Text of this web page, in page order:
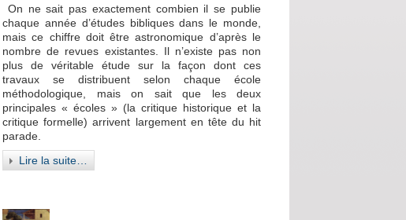
On ne sait pas exactement combien il se publie
chaque année d’études bibliques dans le monde,
mais ce chiffre doit être astronomique d’après le
nombre de revues existantes. Il n’existe pas non
plus de véritable étude sur la façon dont ces
travaux se distribuent selon chaque école
méthodologique, mais on sait que les deux
principales « écoles » (la critique historique et la
critique formelle) arrivent largement en tête du hit
parade.
Lire la suite…